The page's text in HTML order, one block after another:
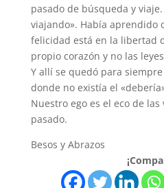
pasado de búsqueda y
viajando». Había aprendido
felicidad está en la libertad
propio corazón y no las
Y allí se quedó para
donde no existía el
Nuestro ego es el eco de
pasado.
Besos y Abrazos